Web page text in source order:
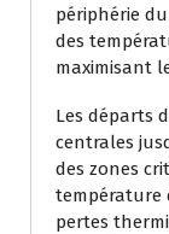
périphérie
des
maximisant
Les départs
centrales
des zones
température
pertes